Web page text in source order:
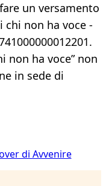
un versamento
chi non ha voce -
non ha voce” non
in sede di
di Avvenire